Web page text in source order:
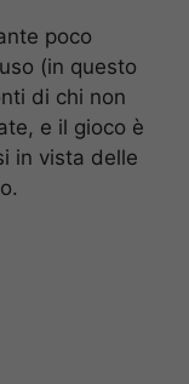
poco
(in questo
di chi non
e il gioco è
in vista delle